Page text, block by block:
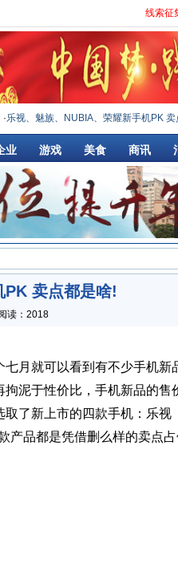
线索征
、魅族、NUBIA、荣耀新手机PK 卖点都·
业 游戏 美食 商讯
PK 卖点都是啥!
读：2018
月就可以看到有不少手机新
拘泥于性价比，手机新品的售
取了新上市的四款手机：乐视
产品都是凭借删么样的卖点占